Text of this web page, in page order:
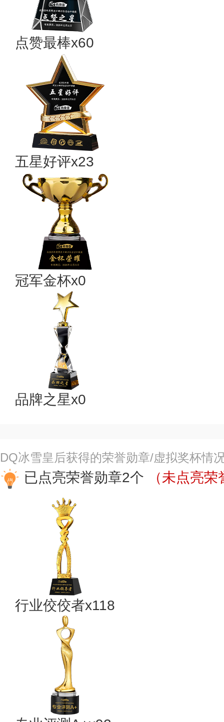
点赞最棒x60
五星好评x23
冠军金杯x0
品牌之星x0
DQ冰雪皇后获得的荣誉勋章/虚拟奖杯情
已点亮荣誉勋章2个 （未点亮
行业佼佼者x118